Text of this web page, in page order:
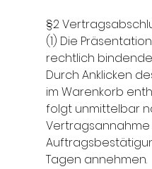
§2
(1) Die
rechtlich
Durch Anklicken
im Warenkorb
folgt unmittelbar
Vertragsannahme
Tagen annehmen.